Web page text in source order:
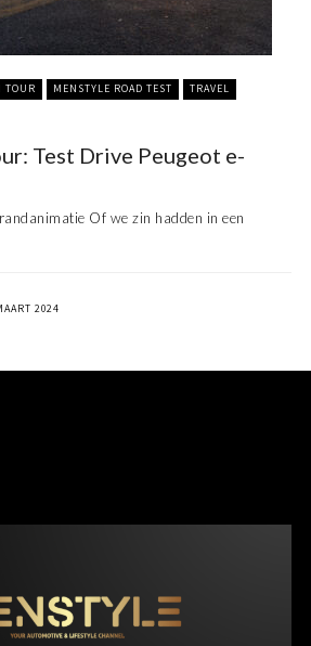
TOUR MENSTYLE ROAD TEST
TRAVEL
Test Drive Peugeot e-
Of we zin hadden in een
2024